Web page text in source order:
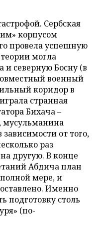
Сербская
корпусом
провела успешную
могла
и северную Босну (в
военный
коридор в
странная
Бихача –
мусульманина
от того,
раз
другую. В конце
Абдича план
мере, и
Именно
подготовку столь
(по-